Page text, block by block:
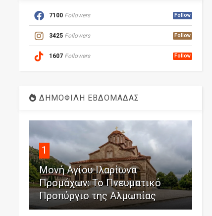
7100 Followers Follow
3425 Followers Follow
1607 Followers Follow
ΔΗΜΟΦΙΛΗ ΕΒΔΟΜΑΔΑΣ
1
Μονή Αγίου Ιλαρίωνα
Προμάχων: Το Πνευματικό
Προπύργιο της Αλμωπίας